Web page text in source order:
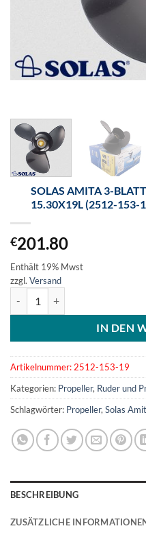
SOLAS AMITA 3-
15.30X19L (2512-153-
€201.80
Enthält 19% Mwst
zzgl. Versand
IN DEN
Artikelnummer: 2512-153-19
Kategorien: Propeller, Ruder und
Schlagwörter: Propeller, Solas
BESCHREIBUNG
ZUSÄTZLICHE